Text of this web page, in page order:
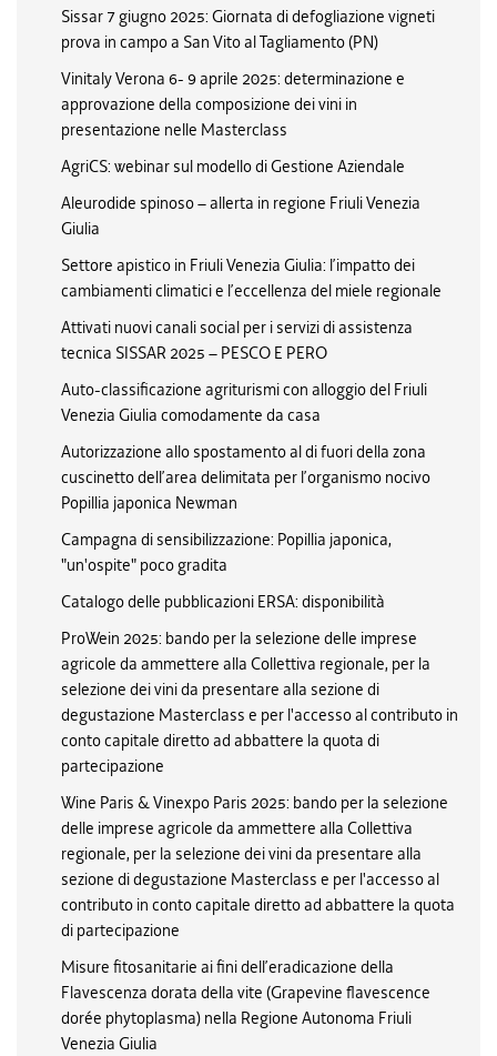
Sissar 7 giugno 2025: Giornata di defogliazione vigneti
prova in campo a San Vito al Tagliamento (PN)
Vinitaly Verona 6- 9 aprile 2025: determinazione e
approvazione della composizione dei vini in
presentazione nelle Masterclass
AgriCS: webinar sul modello di Gestione Aziendale
Aleurodide spinoso – allerta in regione Friuli Venezia
Giulia
Settore apistico in Friuli Venezia Giulia: l’impatto dei
cambiamenti climatici e l’eccellenza del miele regionale
Attivati nuovi canali social per i servizi di assistenza
tecnica SISSAR 2025 – PESCO E PERO
Auto-classificazione agriturismi con alloggio del Friuli
Venezia Giulia comodamente da casa
Autorizzazione allo spostamento al di fuori della zona
cuscinetto dell’area delimitata per l’organismo nocivo
Popillia japonica Newman
Campagna di sensibilizzazione: Popillia japonica,
"un'ospite" poco gradita
Catalogo delle pubblicazioni ERSA: disponibilità
ProWein 2025: bando per la selezione delle imprese
agricole da ammettere alla Collettiva regionale, per la
selezione dei vini da presentare alla sezione di
degustazione Masterclass e per l'accesso al contributo in
conto capitale diretto ad abbattere la quota di
partecipazione
Wine Paris & Vinexpo Paris 2025: bando per la selezione
delle imprese agricole da ammettere alla Collettiva
regionale, per la selezione dei vini da presentare alla
sezione di degustazione Masterclass e per l'accesso al
contributo in conto capitale diretto ad abbattere la quota
di partecipazione
Misure fitosanitarie ai fini dell’eradicazione della
Flavescenza dorata della vite (Grapevine flavescence
dorée phytoplasma) nella Regione Autonoma Friuli
Venezia Giulia